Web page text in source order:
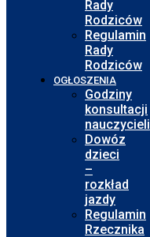
Rady
Rodziców
Regulamin
Rady
Rodziców
OGŁOSZENIA
Godziny
konsultacji
nauczycieli
Dowóz
dzieci
–
rozkład
jazdy
Regulamin
Rzecznika